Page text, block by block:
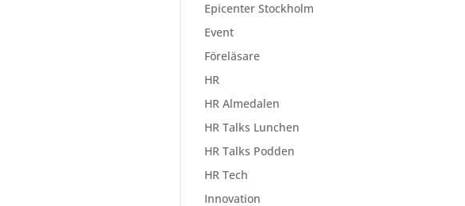
Epicenter Stockholm
Event
Föreläsare
HR
HR Almedalen
HR Talks Lunchen
HR Talks Podden
HR Tech
Innovation